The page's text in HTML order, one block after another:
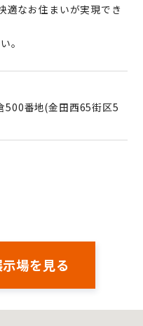
適なお住まいが実現でき
。
番地(金田西65街区5
場を見る